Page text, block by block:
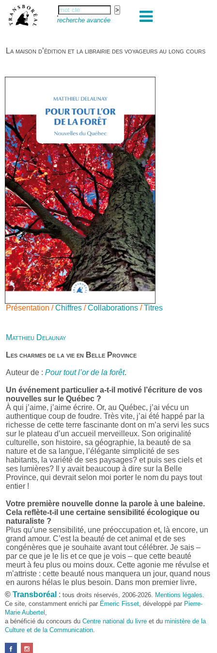
recherche avancée
La maison d’édition et la librairie des voyageurs au long cours
Présentation /Chiffres /Collaborations /Titres
Matthieu Delaunay
Les charmes de la vie en Belle Province
Auteur de : Pour tout l’or de la forêt.
Un événement particulier a-t-il motivé l’écriture de vos
nouvelles sur le Québec ?
À qui j’aime, j’aime écrire. Or, au Québec, j’ai vécu un
authentique coup de foudre. Très vite, j’ai été happé par la
richesse de cette terre fascinante dont on m’a servi les sucs
sur le plateau d’un accueil merveilleux. Son originalité
culturelle, son histoire, sa géographie, la beauté de sa
nature et de sa langue, l’élégante simplicité de ses
habitants, la variété de ses paysages? et puis ses ciels et
ses lumières? Il y avait beaucoup à dire sur la Belle
Province, qui devrait selon moi porter le nom du pays tout
entier !
Votre première nouvelle donne la parole à une baleine.
Cela reflète-t-il une certaine sensibilité écologique ou
naturaliste ?
Plus qu’une sensibilité, une préoccupation et, là encore, un
grand amour. C’est la beauté de cet animal et de ses
congénères que je souhaite avant tout célébrer. Je sais –
par ce que je le lis et ce que je vois – que cette beauté
meurt à feu plus ou moins doux. Cette agonie me révulse et
m’attriste : cette beauté nous manquera un jour, quand nous
en aurons hélas le plus besoin. Dans mon premier livre,
j’avais pris goût à me mettre dans la peau d’une bête. Outre
l’intérêt de l’exercice littéraire, il me semble que cela peut
être un bon moyen pour transmettre certains messages.
Pourquoi avoir choisi le format des nouvelles plutôt
qu’un autre ?
D’abord parce que j’aime (décidément!) en lire !
© Transboréal : tous droits réservés, 2006-2026. Mentions légales
Ce site, constamment enrichi par Émeric Fisset , développé par Pierre-
Marie Aubertel
a bénéficié du concours du Centre national du livre et du ministère de la
Culture et de la Communication